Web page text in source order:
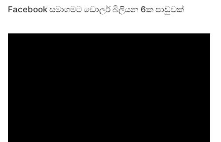
Facebook සමාගමට ඩොලර් බිලියන 6ක පාඩුවක්